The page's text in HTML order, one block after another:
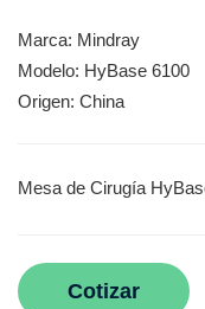
Marca: Mindray
Modelo: HyBase 6100
Origen: China
Mesa de Cirugía
Cotizar